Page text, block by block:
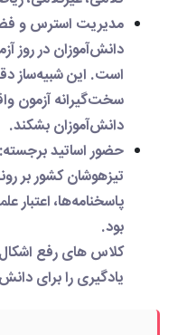
مدیریت استرس و فضای
دانش‌آموزان در روز
است. این شبیه‌ساز
سخت‌گیرانه آزمون
دانش‌آموزان بشکند.
حضور اساتید برجسته:
تیزهوشان کشور بر
پاسخنامه‌ها، اعتبار
کلاس های رفع اشکال
یادگیری را برای دانش